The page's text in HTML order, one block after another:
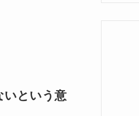
いという意